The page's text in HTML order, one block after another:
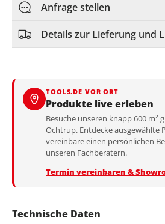
Anfrage stellen
Details zur Lieferung und
TOOLS.DE VOR ORT
Produkte live erleben
Besuche unseren knapp 600 m²
Ochtrup. Entdecke ausgewählte
vereinbare einen persönlichen
unseren Fachberatern.
Termin vereinbaren &
Technische Daten